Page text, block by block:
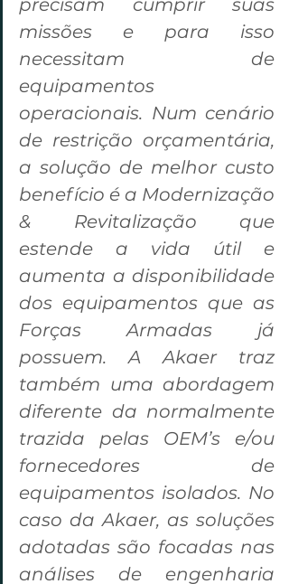
precisam cumprir suas
missões e para isso
necessitam de
equipamentos
operacionais. Num cenário
de restrição orçamentária,
a solução de melhor custo
benefício é a Modernização
& Revitalização que
estende a vida útil e
aumenta a disponibilidade
dos equipamentos que as
Forças Armadas já
possuem. A Akaer traz
também uma abordagem
diferente da normalmente
trazida pelas OEM’s e/ou
fornecedores de
equipamentos isolados. No
caso da Akaer, as soluções
adotadas são focadas nas
análises de engenharia